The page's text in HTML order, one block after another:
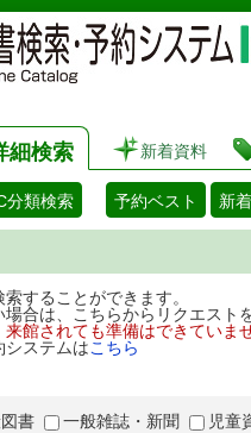
細検索 新着資料
分類検索 予約ベスト 新
することができます。
合は、こちらからリクエス
館されても準備はできてい
システムはこちら
書 一般雑誌・新聞
児童